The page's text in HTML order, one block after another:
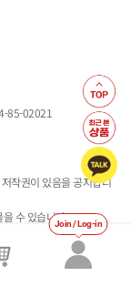
Join / Log-in
85-02021
작권이 있음을 공지합니
수 있습니다.